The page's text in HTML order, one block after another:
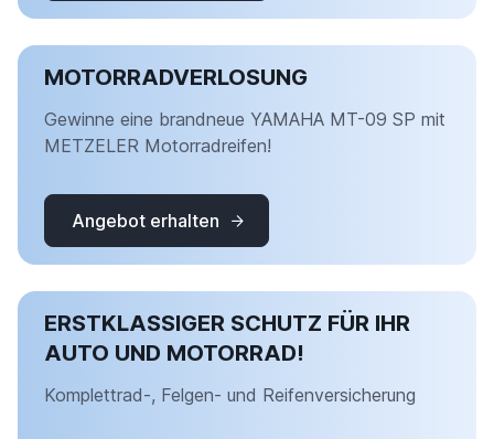
MOTORRADVERLOSUNG
Gewinne eine brandneue YAMAHA MT-09 SP mit
METZELER Motorradreifen!
Angebot erhalten
ERSTKLASSIGER SCHUTZ FÜR IHR
AUTO UND MOTORRAD!
Komplettrad-, Felgen- und Reifenversicherung